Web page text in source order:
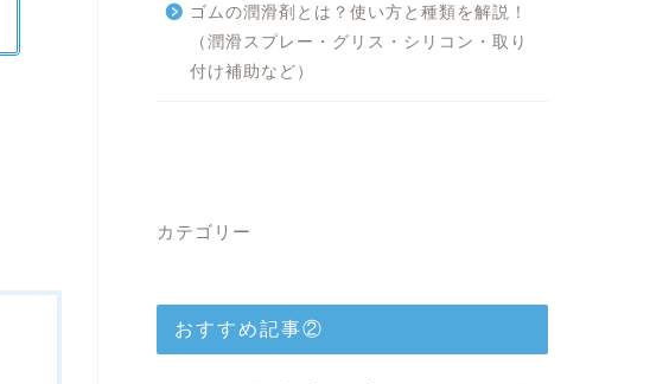
ゴムの潤滑剤とは？使い方と種類を解説！
（潤滑スプレー・グリス・シリコン・取り
付け補助など）
カテゴリー
おすすめ記事②